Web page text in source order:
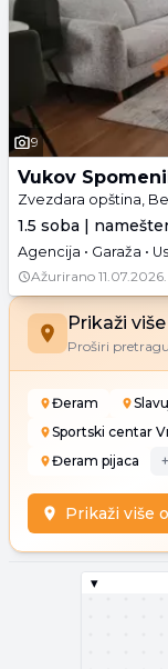
9
Vukov
Zvezdara opština,
1.5 soba |
Agencija • Garaža •
Ažurirano 11.07.2026.
Prikaži
Proširi
Đeram
Sportski centar
Đeram pijaca
+
Prikaži više
▾